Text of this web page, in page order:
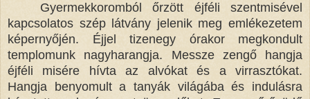
Gyermekkoromból őrzött éjféli szentmisével
kapcsolatos szép látvány jelenik meg emlékezetem
képernyőjén. Éjjel tizenegy órakor megkondult
templomunk nagyharangja. Messze zengő hangja
éjféli misére hívta az alvókat és a virrasztókat.
Hangja benyomult a tanyák világába és indulásra